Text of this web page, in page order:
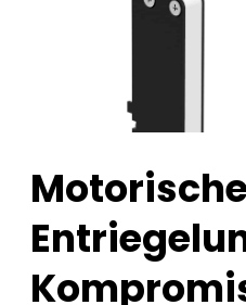
Motorische